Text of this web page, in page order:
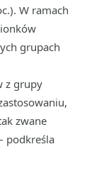
W ramach
grupach
z grupy
zwane
podkreśla